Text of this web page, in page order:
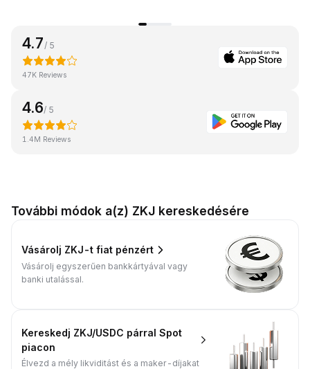
4.7 / 5
47K Reviews
4.6/ 5
1.4M Reviews
További módok a(z) ZKJ kereskedésére
Vásárolj ZKJ-t fiat pénzért
Vásárolj egyszerűen bankkártyával vagy
banki utalással.
Kereskedj ZKJ/USDC párral Spot
piacon
Élvezd a mély likviditást és a maker-díjakat